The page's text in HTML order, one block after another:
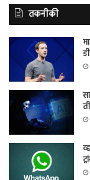
तकनीकी